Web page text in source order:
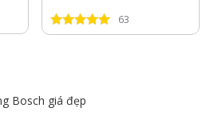
63
Bosch giá đẹp